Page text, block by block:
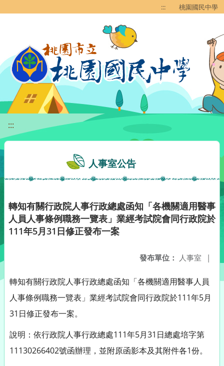
::: 桃園國民中學
:::
人事室公告
轉知有關行政院人事行政總處函知「各機關適用醫事
人員人事條例職務一覽表」業經考試院會同行政院於
111年5月31日修正發布一案
發布單位： 人事室 |
轉知有關行政院人事行政總處函知「各機關適用醫事人員
人事條例職務一覽表」業經考試院會同行政院於111年5月
31日修正發布一案。
說明：依行政院人事行政總處111年5月31日總處培字第
11130266402號函辦理，並附原函影本及其附件各1份。